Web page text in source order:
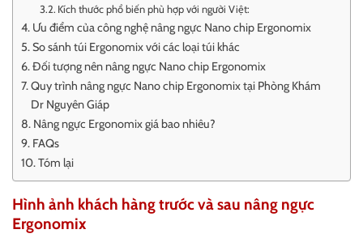
Kích thước phổ biến phù hợp với người Việt:
Ưu điểm của công nghệ nâng ngực Nano chip Ergonomix
So sánh túi Ergonomix với các loại túi khác
Đối tượng nên nâng ngực Nano chip Ergonomix
Quy trình nâng ngực Nano chip Ergonomix tại Phòng Khám
Dr Nguyên Giáp
Nâng ngực Ergonomix giá bao nhiêu?
FAQs
Tóm lại
Hình ảnh khách hàng trước và sau nâng ngực
Ergonomix